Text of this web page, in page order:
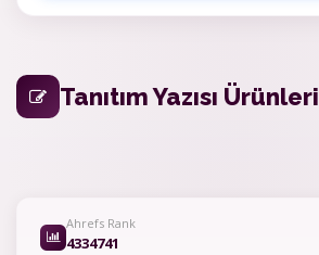
Tanıtım Yazısı Ürünleri
Ahrefs Rank
4334741